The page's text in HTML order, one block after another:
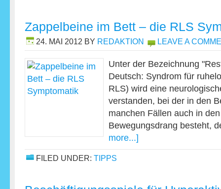
Zappelbeine im Bett – die RLS
24. MAI 2012 BY REDAKTION LEAVE A
Unter der Bezeichnung
Deutsch: Syndrom für
RLS) wird eine
verstanden, bei der in den
manchen Fällen auch in
Bewegungsdrang besteht,
more...]
FILED UNDER: TIPPS